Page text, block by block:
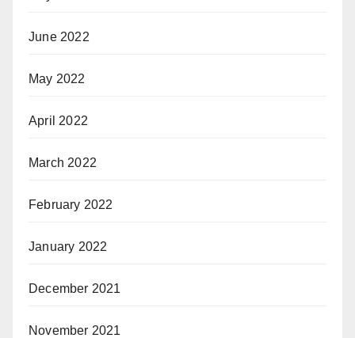
June 2022
May 2022
April 2022
March 2022
February 2022
January 2022
December 2021
November 2021